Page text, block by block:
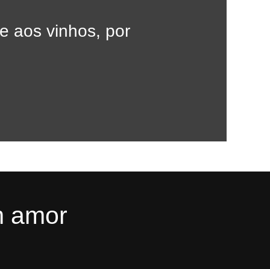
aos vinhos, por
amor